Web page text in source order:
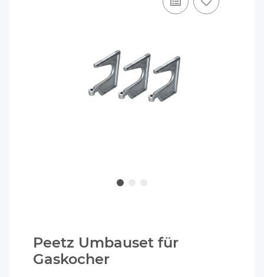
Peetz Umbauset für
Gaskocher